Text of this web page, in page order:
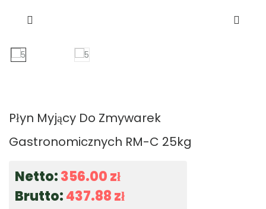
Płyn Myjący Do Zmywarek
Gastronomicznych RM-C 25kg
Netto:356.00zł
Brutto:437.88zł